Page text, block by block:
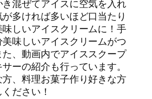
き混ぜてアイスに空気を入れ
多ければ多いほど口当たり
しいアイスクリームに！手
味しいアイスクリームがつ
た、動画内でアイススクープ
ーの紹介も行っています。
、料理お菓子作り好きな方
ださい！